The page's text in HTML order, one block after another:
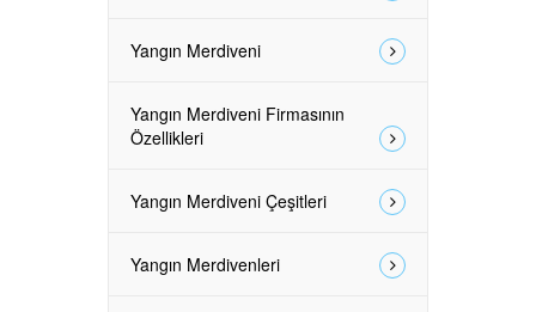
Yangın Merdiveni
Yangın Merdiveni Firmasının
Özellikleri
Yangın Merdiveni Çeşitleri
Yangın Merdivenleri